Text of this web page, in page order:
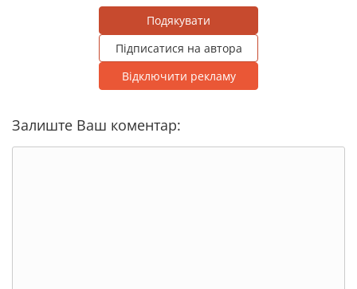
Подякувати
Підписатися на автора
Відключити рекламу
Залиште Ваш коментар: